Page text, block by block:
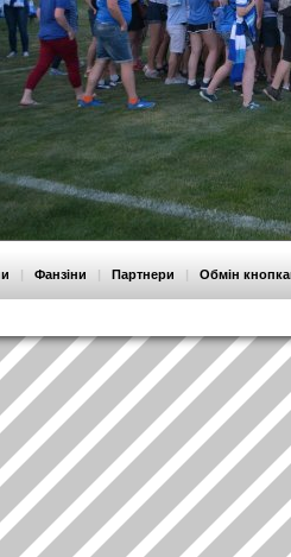
| Фанзіни | Партнери | Обмін